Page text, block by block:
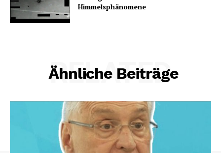
Himmelsphänomene
Ähnliche Beiträge
RELATED